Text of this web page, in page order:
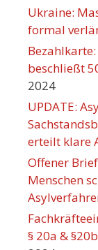
Ukraine:
formal
beschließt
2024
UPDATE:
erteilt klare
Offener
Menschen
§ 20a &